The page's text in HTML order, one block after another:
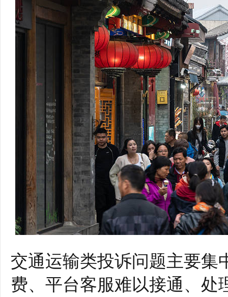
交通运输类投诉问题主要集
费、平台客服难以接通、处